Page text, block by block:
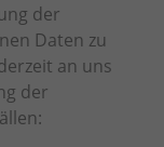
der
Daten zu
an uns
der